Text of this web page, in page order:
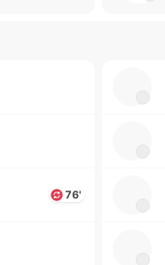
76'